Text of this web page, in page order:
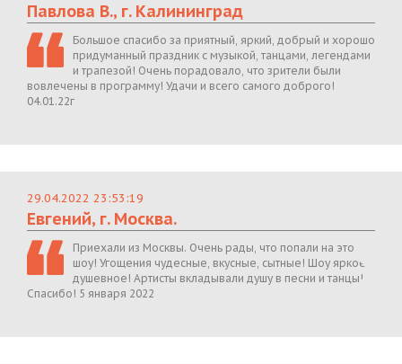
Павлова В., г. Калининград
Большое спасибо за приятный, яркий, добрый и хорошо
придуманный праздник с музыкой, танцами, легендами
и трапезой! Очень порадовало, что зрители были
вовлечены в программу! Удачи и всего самого доброго!
04.01.22г
29.04.2022 23:53:19
Евгений, г. Москва.
Приехали из Москвы. Очень рады, что попали на это
шоу! Угощения чудесные, вкусные, сытные! Шоу яркое,
душевное! Артисты вкладывали душу в песни и танцы!
Спасибо! 5 января 2022